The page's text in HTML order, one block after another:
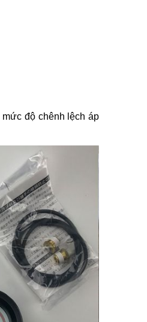
độ chênh lệch áp